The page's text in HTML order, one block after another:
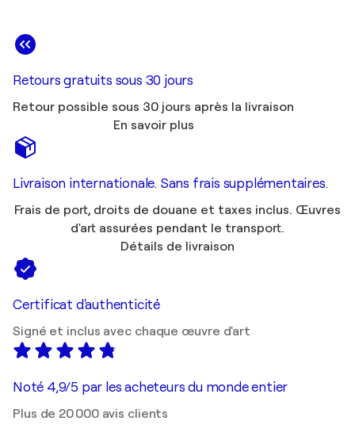
Retours gratuits sous 30 jours
Retour possible sous 30 jours après la livraison
En savoir plus
Livraison internationale. Sans frais supplémentaires.
Frais de port, droits de douane et taxes inclus. Œuvres
d'art assurées pendant le transport.
Détails de livraison
Certificat d'authenticité
Signé et inclus avec chaque œuvre d'art
Noté 4,9/5 par les acheteurs du monde entier
Plus de 20 000 avis clients